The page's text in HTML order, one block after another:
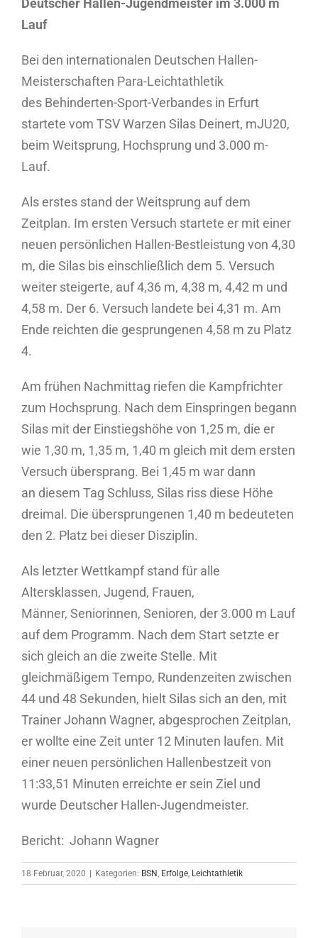
Lauf
Bei den internationalen Deutschen Hallen-
Meisterschaften Para-Leichtathletik
des Behinderten-Sport-Verbandes in Erfurt
startete vom TSV Warzen Silas Deinert, mJU20,
beim Weitsprung, Hochsprung und 3.000 m-
Lauf.
Als erstes stand der Weitsprung auf dem
Zeitplan. Im ersten Versuch startete er mit einer
neuen persönlichen Hallen-Bestleistung von 4,30
m, die Silas bis einschließlich dem 5. Versuch
weiter steigerte, auf 4,36 m, 4,38 m, 4,42 m und
4,58 m. Der 6. Versuch landete bei 4,31 m. Am
Ende reichten die gesprungenen 4,58 m zu Platz
4.
Am frühen Nachmittag riefen die Kampfrichter
zum Hochsprung. Nach dem Einspringen begann
Silas mit der Einstiegshöhe von 1,25 m, die er
wie 1,30 m, 1,35 m, 1,40 m gleich mit dem ersten
Versuch übersprang. Bei 1,45 m war dann
an diesem Tag Schluss, Silas riss diese Höhe
dreimal. Die übersprungenen 1,40 m bedeuteten
den 2. Platz bei dieser Disziplin.
Als letzter Wettkampf stand für alle
Altersklassen, Jugend, Frauen,
Männer, Seniorinnen, Senioren, der 3.000 m Lauf
auf dem Programm. Nach dem Start setzte er
sich gleich an die zweite Stelle. Mit
gleichmäßigem Tempo, Rundenzeiten zwischen
44 und 48 Sekunden, hielt Silas sich an den, mit
Trainer Johann Wagner, abgesprochen Zeitplan,
er wollte eine Zeit unter 12 Minuten laufen. Mit
einer neuen persönlichen Hallenbestzeit von
11:33,51 Minuten erreichte er sein Ziel und
wurde Deutscher Hallen-Jugendmeister.
Bericht: Johann Wagner
18 Februar, 2020 | Kategorien: BSN Erfolge Leichtathletik